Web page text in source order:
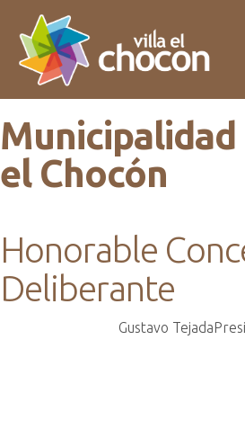
el Chocón
Honorable
Deliberante
Gustavo Tejada